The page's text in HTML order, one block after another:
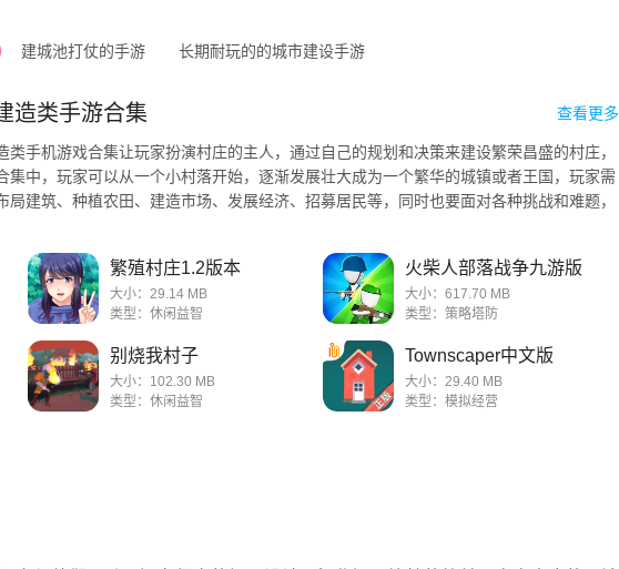
建城池打仗的手游 长期耐玩的的城市建设手游
造类手游合集 查看更多
类手机游戏合集让玩家扮演村庄的主人，通过自己的规划和决策来建设繁荣昌盛的村庄，
集中，玩家可以从一个小村落开始，逐渐发展壮大成为一个繁华的城镇或者王国，玩家需
局建筑、种植农田、建造市场、发展经济、招募居民等，同时也要面对各种挑战和难题，
繁殖村庄1.2版本
大小：29.14 MB
类型：休闲益智
火柴人部落战争九游版
大小：617.70 MB
类型：策略塔防
别烧我村子
大小：102.30 MB
类型：休闲益智
Townscaper中文版
大小：29.40 MB
类型：模拟经营